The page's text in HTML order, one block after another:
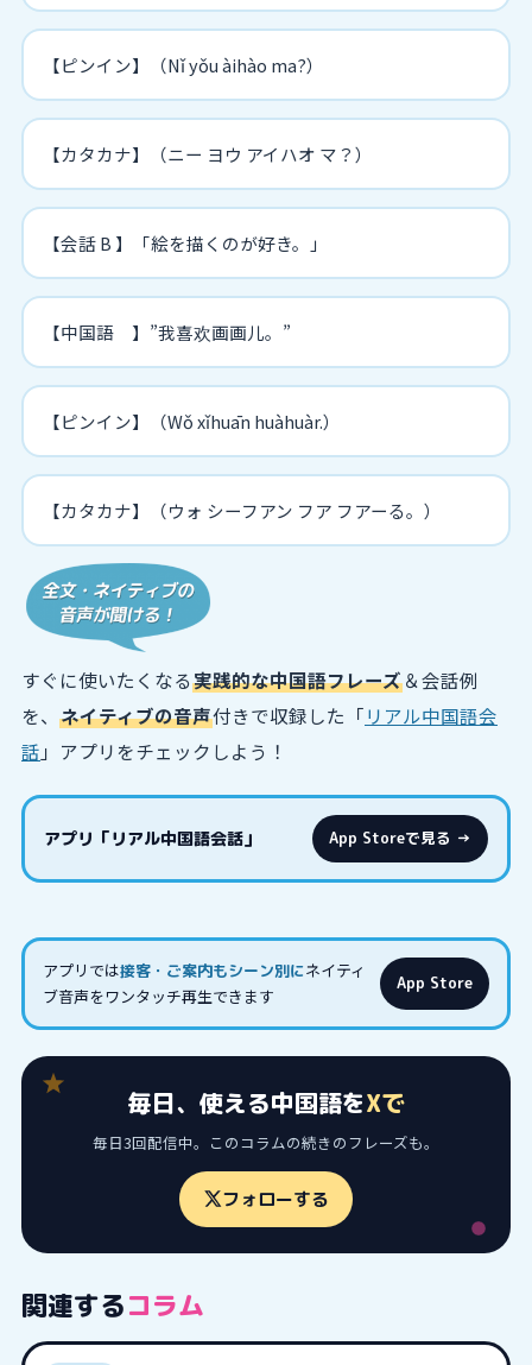
【ピンイン】（Nǐ yǒu àihào ma?）
【カタカナ】（ニー ヨウ アイハオ マ？）
【会話 B 】「絵を描くのが好き。」
【中国語 】”我喜欢画画儿。”
【ピンイン】（Wǒ xǐhuān huàhuàr.）
【カタカナ】（ウォ シーフアン フア フアーる。）
すぐに使いたくなる実践的な中国語フレーズ＆会話例
を、 ネイティブの音声付きで収録した「リアル中国語会
話 」アプリをチェックしよう！
アプリ「リアル中国語会話」 App Storeで見る →
アプリでは接客・ご案内もシーン別にネイティ
ブ音声をワンタッチ再生できます
App Store
毎日、使える中国語をXで
毎日3回配信中。このコラムの続きのフレーズも。
フォローする
関連するコラム